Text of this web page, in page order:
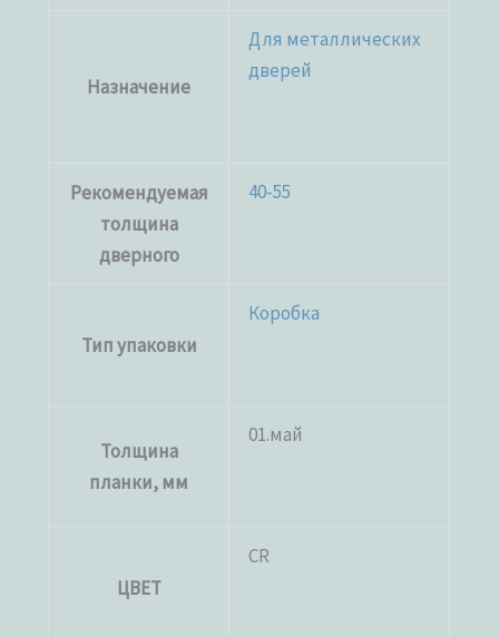
Назначение
Для металлических
дверей
Рекомендуемая
толщина
дверного
40-55
Тип упаковки
Коробка
Толщина
планки, мм
01.май
ЦВЕТ
CR